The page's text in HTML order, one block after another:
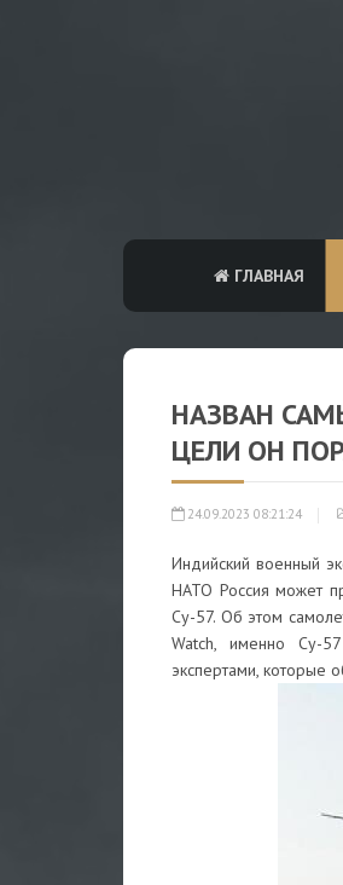
ГЛАВНАЯ
НАЗВАН
ЦЕЛИ ОН
24.09.2023 08:21:24
Индийский военный
НАТО Россия может
Су-57. Об этом
Watch, именно Су-
экспертами, которые